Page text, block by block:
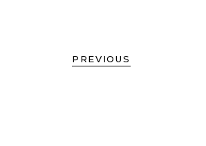
PREVIOUS